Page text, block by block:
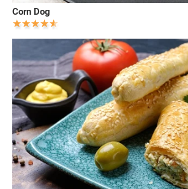
Corn Dog